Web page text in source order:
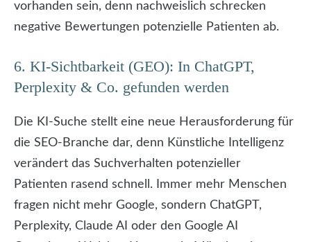
vorhanden sein, denn nachweislich schrecken
negative Bewertungen potenzielle Patienten ab.
6. KI-Sichtbarkeit (GEO): In ChatGPT,
Perplexity & Co. gefunden werden
Die KI-Suche stellt eine neue Herausforderung für
die SEO-Branche dar, denn Künstliche Intelligenz
verändert das Suchverhalten potenzieller
Patienten rasend schnell. Immer mehr Menschen
fragen nicht mehr Google, sondern ChatGPT,
Perplexity, Claude AI oder den Google AI